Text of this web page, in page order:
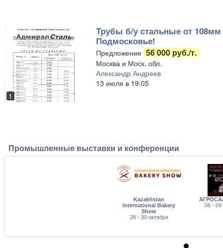
1
Трубы б/у стальные от
Подмосковье!
Предложение 56 000 руб./т.
Москва и Моск. обл.
Александр Андреев
13 июля в 19:05
Промышленные выставки и конференции
Kazakhstan
International Bakery
Show
28 - 30 октября
06 - 09